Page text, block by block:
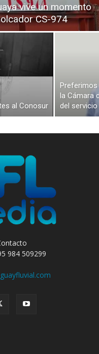
vive un momento
CS-974
al Conosur
Preferimos
la Cámara
del
984 509299